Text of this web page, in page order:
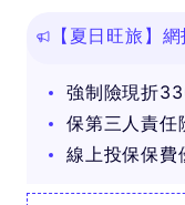
【夏日旺旅】
強制險現折
保第三人責任
線上投保保費